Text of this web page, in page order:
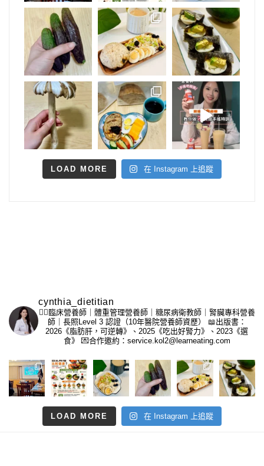
LOAD MORE 在 Instagram 上追蹤
cynthia_dietitian
👩‍⚕️臨床營養師｜體重管理營養師｜糖尿病衛教師｜腎臟專科營養
師｜長照Level 3 認證（10年醫院營養師資歷）
📖出版書：
2026《脂肪肝，可逆轉》、2025《吃出好腎力》、2023《選
食》
💌合作邀約：service.kol2@learneating.com
LOAD MORE 在 Instagram 上追蹤